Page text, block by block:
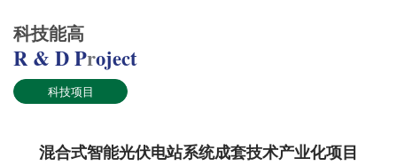
科技能高
R & D Project
科技项目
混合式智能光伏电站系统成套技术产业化项目